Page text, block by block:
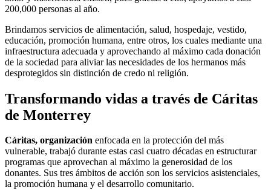
200,000 personas al año.
Brindamos servicios de alimentación, salud, hospedaje, vestido,
educación, promoción humana, entre otros, los cuales mediante una
infraestructura adecuada y aprovechando al máximo cada donación
de la sociedad para aliviar las necesidades de los hermanos más
desprotegidos sin distinción de credo ni religión.
Transformando vidas a través de Cáritas
de Monterrey
Cáritas, organización enfocada en la protección del más
vulnerable, trabajó durante estas casi cuatro décadas en estructurar
programas que aprovechan al máximo la generosidad de los
donantes. Sus tres ámbitos de acción son los servicios asistenciales,
la promoción humana y el desarrollo comunitario.